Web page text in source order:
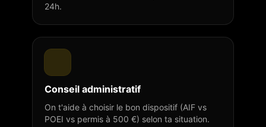
24h.
Conseil administratif
On t'aide à choisir le bon dispositif (AIF vs
POEI vs permis à 500 €) selon ta situation.